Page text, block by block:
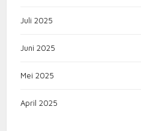
Juli 2025
Juni 2025
Mei 2025
April 2025